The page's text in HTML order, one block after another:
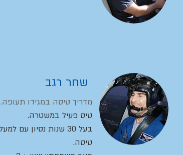
שחר רגב
מדריך טיסה במגידו תעופה.
טיס פעיל במשטרה.
טיסה.